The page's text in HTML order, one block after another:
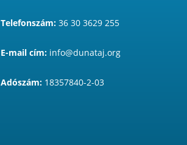
Telefonszám: 36 30 3629 255
E-mail cím: info@dunataj.org
Adószám: 18357840-2-03